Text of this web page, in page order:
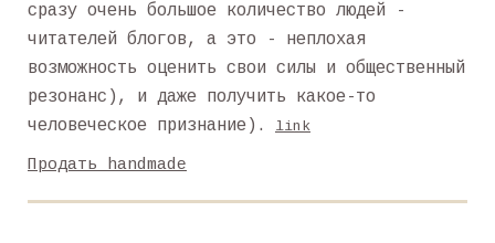
сразу очень большое количество людей -
читателей блогов, а это - неплохая
возможность оценить свои силы и общественный
резонанс), и даже получить какое-то
человеческое признание).
link
Продать handmade